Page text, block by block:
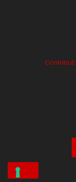
Contributi